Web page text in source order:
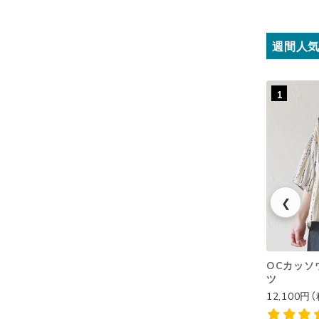
週間人
❮
1
OCカッ
ツ
12,100円（